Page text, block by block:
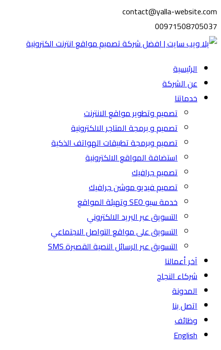
contact@yalla-website.com
00971508705037
الرئيسية
عن الشركة
خدماتنا
تصميم وتطوير مواقع الانترنت
تصميم و برمجة المتاجر الالكترونية
تصميم وبرمجة تطبيقات الهواتف الذكية
استضافة المواقع الالكترونية
تصميم جرافيك
تصميم فيديو موشن جرافيك
خدمة سيو SEO وتهيئة المواقع
التسويق عبر البريد الالكتروني
التسويق على مواقع التواصل الاجتماعي
التسويق عبر الرسائل النصية القصيرة SMS
آخر أعمالنا
شركاء النجاح
المدونة
اتصل بنا
وظائف
English